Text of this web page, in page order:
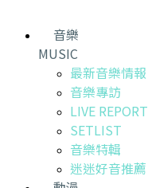
音樂
MUSIC
最新音樂情報
音樂專訪
LIVE REPORT
SETLIST
音樂特輯
迷迷好音推薦